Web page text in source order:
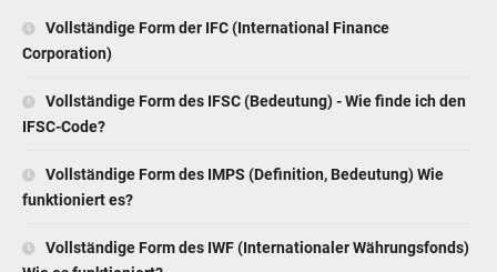
Vollständige Form der IFC (International Finance
Corporation)
Vollständige Form des IFSC (Bedeutung) - Wie finde ich den
IFSC-Code?
Vollständige Form des IMPS (Definition, Bedeutung) Wie
funktioniert es?
Vollständige Form des IWF (Internationaler Währungsfonds)